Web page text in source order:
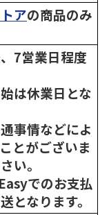
アの商品のみ
7営業日程度
は休業日とな
事情などによ
とがございま
い。
でのお支払
となります。